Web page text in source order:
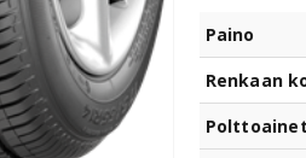
Paino
Renkaan